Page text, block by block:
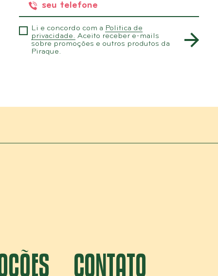
Li e concordo com a Politica de
privacidade.
Aceito receber e-mails
sobre promoções e outros produtos da
Piraque.
CONTATO